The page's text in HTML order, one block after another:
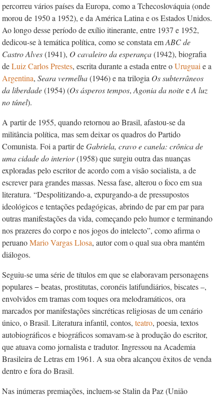
percorreu vários países da Europa, como a Tchecoslováquia (onde
morou de 1950 a 1952), e da América Latina e os Estados Unidos.
Ao longo desse período de exílio itinerante, entre 1937 e 1952,
dedicou-se à temática política, como se constata emABC de
Castro Alves(1941), O cavaleiro da esperança(1942), biografia
deLuizCarlos Prestes, escrita durante a estada entre oUruguai e a
Argentina, Seara vermelha(1946) e na trilogia Os subterrâneos
da liberdade(1954) (Os ásperos tempos, Agonia da noiteeA luz
no túnel).
A partir de 1955, quando retornou ao Brasil, afastou-se da
militância política, mas sem deixar os quadros do Partido
Comunista. Foi a partir deGabriela, cravo e canela: crônica de
uma cidade do interior(1958) que surgiu outra das nuanças
exploradas pelo escritor de acordo com a visão socialista, a de
escrever para grandes massas. Nessa fase, alterou o foco em sua
literatura. “Despolitizando-a, expurgando-a de pressupostos
ideológicos e tentações pedagógicas, abrindo de par em par para
outras manifestações da vida, começando pelo humor e terminando
nos prazeres do corpo e nos jogos do intelecto”, como afirma o
peruanoMario Vargas Llosa, autor com o qual sua obra mantém
diálogos.
Seguiu-se uma série de títulos em que se elaboravam personagens
populares − beatas, prostitutas, coronéis latifundiários, biscates –,
envolvidos em tramas com toques ora melodramáticos, ora
marcados por manifestações sincréticas religiosas de um cenário
único, o Brasil. Literatura infantil, contos, teatro, poesia, textos
autobiográficos e biográficos somavam-se à produção do escritor,
que atuava como jornalista e tradutor. Ingressou na Academia
Brasileira de Letras em 1961. A sua obra alcançou êxitos de venda
dentro e fora do Brasil.
Nas inúmeras premiações, incluem-se Stalin da Paz (União